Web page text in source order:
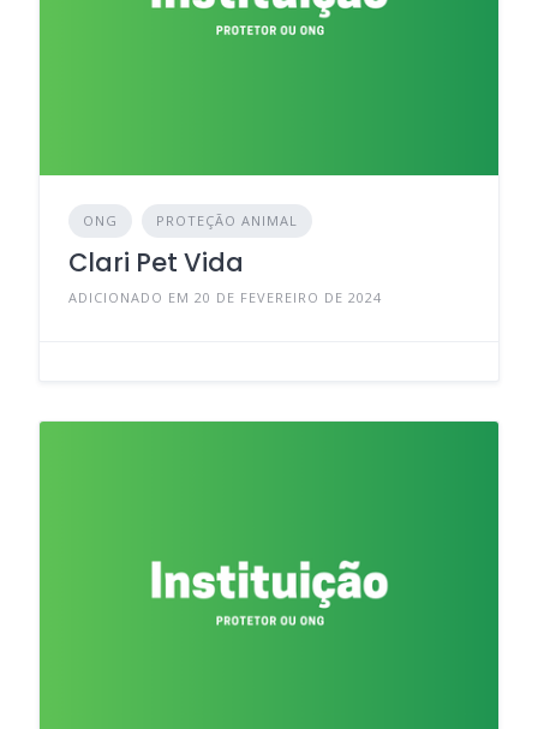
ONG PROTEÇÃO ANIMAL
Clari Pet Vida
ADICIONADO EM 20 DE FEVEREIRO DE 2024